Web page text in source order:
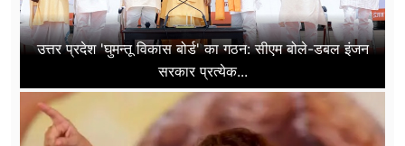
उत्तर प्रदेश 'घुमन्तू विकास बोर्ड' का गठन: सीएम बोले-डबल इंजन
सरकार प्रत्येक...